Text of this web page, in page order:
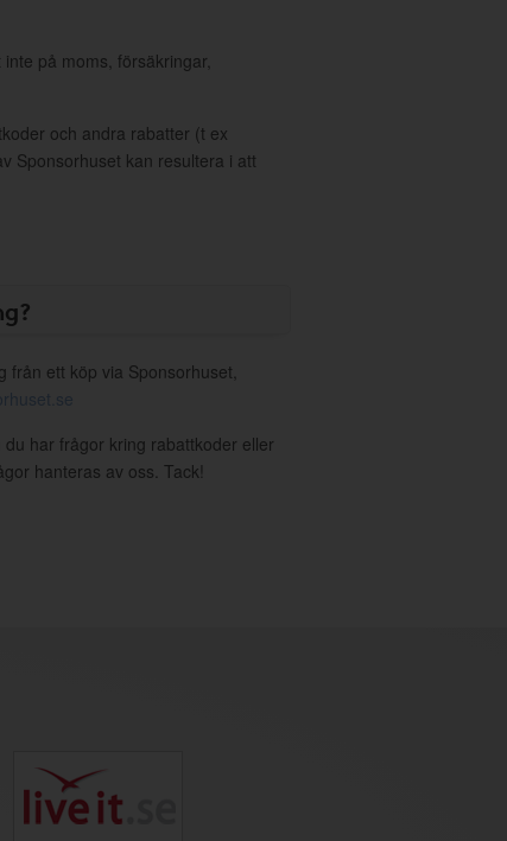
på moms, försäkringar,
och andra rabatter (t ex
Sponsorhuset kan resultera i att
från ett köp via Sponsorhuset,
har frågor kring rabattkoder eller
hanteras av oss. Tack!